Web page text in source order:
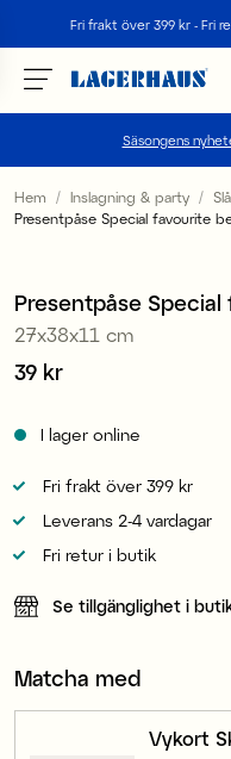
Fri frakt över 399 kr - Fri
Säsongens
Välj språk /
NO / NKR
Hem Inslagning & party
Presentpåse Special favourite
Presentpåse
27x38x11 cm
Pris:39 kr
39 kr
I lager online
Fri frakt över 399 kr
Leverans 2-4 vardagar
Fri retur i butik
Se tillgänglighet i
Matcha med
Vykort